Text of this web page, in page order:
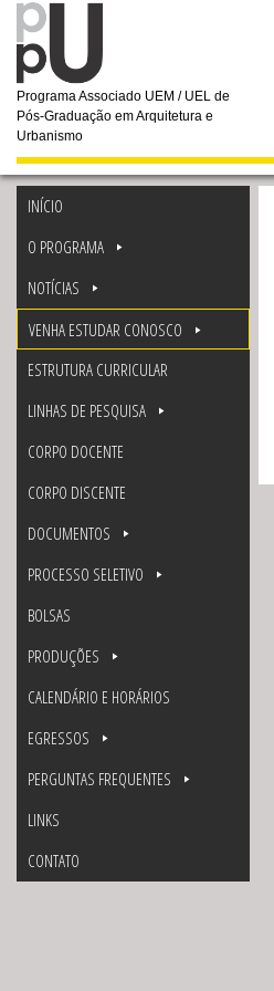
Programa Associado UEM / UEL de
Pós-Graduação em Arquitetura e
Urbanismo
INÍCIO
O PROGRAMA
NOTÍCIAS
VENHA ESTUDAR CONOSCO
ESTRUTURA CURRICULAR
LINHAS DE PESQUISA
CORPO DOCENTE
CORPO DISCENTE
DOCUMENTOS
PROCESSO SELETIVO
BOLSAS
PRODUÇÕES
CALENDÁRIO E HORÁRIOS
EGRESSOS
PERGUNTAS FREQUENTES
LINKS
CONTATO